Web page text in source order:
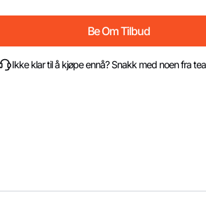
Be Om Tilbud
Ikke klar til å kjøpe ennå? Snakk med noen fra